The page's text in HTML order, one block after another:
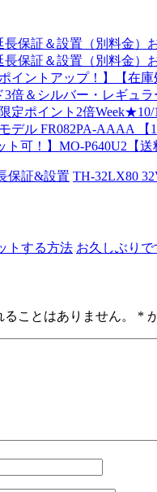
長保証＆設置（別料金
長保証＆設置（別料金
イントアップ！】【在
倍＆シルバー・レギュラ
定ポイント2倍
デル FR082PA-AAAA 【
ト可！】MO-P640U2【
保証&設置 TH-32LX80
トする方法 お久しぶりで
ことはありません。 *